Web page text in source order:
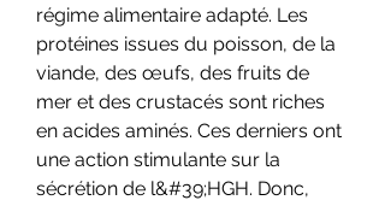
régime alimentaire adapté. Les
protéines issues du poisson, de la
viande, des œufs, des fruits de
mer et des crustacés sont riches
en acides aminés. Ces derniers ont
une action stimulante sur la
sécrétion de l&#39;HGH. Donc,